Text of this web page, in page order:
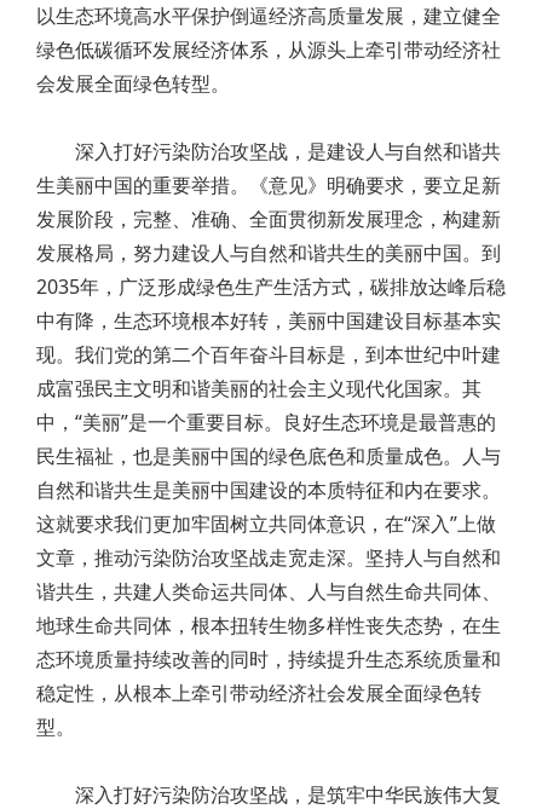
以生态环境高水平保护倒逼经济高质量发展，建立健全
绿色低碳循环发展经济体系，从源头上牵引带动经济社
会发展全面绿色转型。
深入打好污染防治攻坚战，是建设人与自然和谐共
生美丽中国的重要举措。《意见》明确要求，要立足新
发展阶段，完整、准确、全面贯彻新发展理念，构建新
发展格局，努力建设人与自然和谐共生的美丽中国。到
2035年，广泛形成绿色生产生活方式，碳排放达峰后稳
中有降，生态环境根本好转，美丽中国建设目标基本实
现。我们党的第二个百年奋斗目标是，到本世纪中叶建
成富强民主文明和谐美丽的社会主义现代化国家。其
中，“美丽”是一个重要目标。良好生态环境是最普惠的
民生福祉，也是美丽中国的绿色底色和质量成色。人与
自然和谐共生是美丽中国建设的本质特征和内在要求。
这就要求我们更加牢固树立共同体意识，在“深入”上做
文章，推动污染防治攻坚战走宽走深。坚持人与自然和
谐共生，共建人类命运共同体、人与自然生命共同体、
地球生命共同体，根本扭转生物多样性丧失态势，在生
态环境质量持续改善的同时，持续提升生态系统质量和
稳定性，从根本上牵引带动经济社会发展全面绿色转
型。
深入打好污染防治攻坚战，是筑牢中华民族伟大复